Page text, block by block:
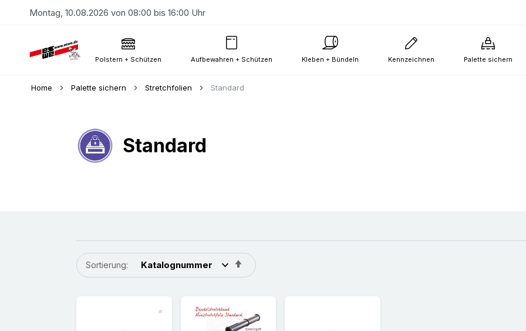
Montag, 10.08.2026 von 08:00 bis 16:00 Uhr
Polstern + Schützen Aufbewahren + Schützen Kleben + Bündeln Kennzeichnen Palette sichern
Home Palette sichern Stretchfolien Standard
Standard
Sortierung:
In
absteigender